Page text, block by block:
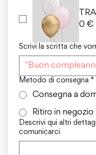
0 €
Scrivi la scritta che
Metodo di consegna *
Consegna a
Ritiro in negozio
Descrivi qui altri
comunicarci